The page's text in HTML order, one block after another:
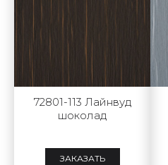
72801-113 Лайнвуд
шоколад
ЗАКАЗАТЬ